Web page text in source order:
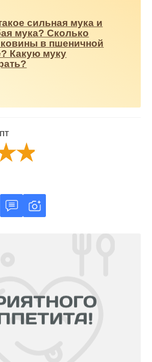
сильная мука и
мука? Сколько
в пшеничной
Какую муку